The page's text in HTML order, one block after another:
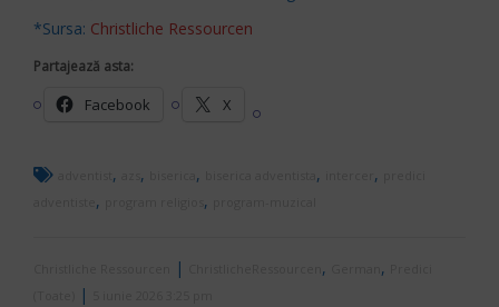
*Sursa: Christliche Ressourcen
Partajează asta:
Facebook X
, , , , ,
, ,
| , ,
|